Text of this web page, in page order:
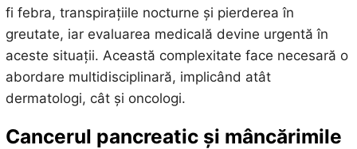
fi febra, transpirațiile nocturne și pierderea în
greutate, iar evaluarea medicală devine urgentă în
aceste situații. Această complexitate face necesară o
abordare multidisciplinară, implicând atât
dermatologi, cât și oncologi.
Cancerul pancreatic și mâncărimile